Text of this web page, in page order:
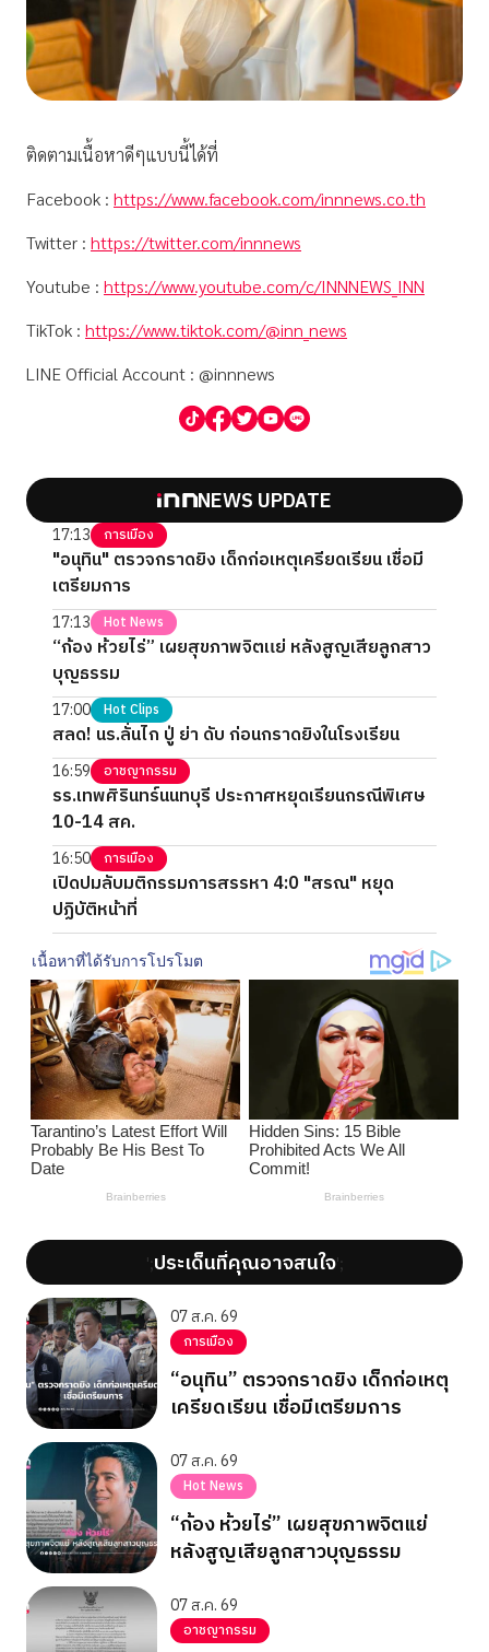
ติดตามเนื้อหาดีๆแบบนี้ได้ที่
Facebook : https://www.facebook.com/innnews.co.th
Twitter : https://twitter.com/innnews
Youtube : https://www.youtube.com/c/INNNEWS_INN
TikTok : https://www.tiktok.com/@inn_news
LINE Official Account : @innnews
NEWS UPDATE
17:13 การเมือง
"อนุทิน" ตรวจกราดยิง เด็กก่อเหตุเครียดเรียน เชื่อมี
เตรียมการ
17:13 Hot News
“ก้อง ห้วยไร่” เผยสุขภาพจิตแย่ หลังสูญเสียลูกสาว
บุญธรรม
17:00 Hot Clips
สลด! นร.ลั่นไก ปู่ ย่า ดับ ก่อนกราดยิงในโรงเรียน
16:59 อาชญากรรม
รร.เทพศิรินทร์นนทบุรี ประกาศหยุดเรียนกรณีพิเศษ
10-14 สค.
16:50 การเมือง
เปิดปมลับมติกรรมการสรรหา 4:0 "สรณ" หยุด
ปฏิบัติหน้าที่
';ประเด็นที่คุณอาจสนใจ';
07 ส.ค. 69
การเมือง
“อนุทิน” ตรวจกราดยิง เด็กก่อเหตุ
เครียดเรียน เชื่อมีเตรียมการ
07 ส.ค. 69
Hot News
“ก้อง ห้วยไร่” เผยสุขภาพจิตแย่
หลังสูญเสียลูกสาวบุญธรรม
07 ส.ค. 69
อาชญากรรม